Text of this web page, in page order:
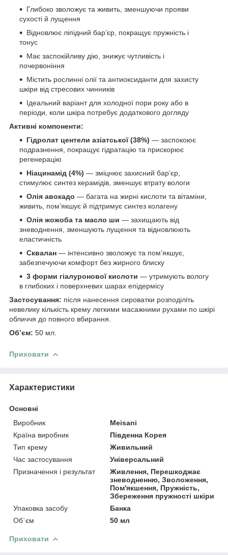
Глибоко зволожує та живить, зменшуючи прояви
сухості й лущення
Відновлює ліпідний бар’єр, покращує пружність і
тонус
Має заспокійливу дію, знижує чутливість і
почервоніння
Містить рослинні олії та антиоксиданти для захисту
шкіри від стресових чинників
Ідеальний варіант для холодної пори року або в
періоди, коли шкіра потребує додаткового догляду
Активні компоненти:
Гідролат центели азіатської (38%) — заспокоює
подразнення, покращує гідратацію та прискорює
регенерацію
Ніацинамід (4%) — зміцнює захисний бар’єр,
стимулює синтез керамідів, зменшує втрату вологи
Олія авокадо — багата на жирні кислоти та вітаміни,
живить, пом’якшує й підтримує синтез колагену
Олія жожоба та масло ши — захищають від
зневоднення, зменшують лущення та відновлюють
еластичність
Сквалан — інтенсивно зволожує та пом’якшує,
забезпечуючи комфорт без жирного блиску
3 форми гіалуронової кислоти — утримують вологу
в глибоких і поверхневих шарах епідермісу
Застосування: після нанесення сироватки розподіліть
невелику кількість крему легкими масажними рухами по шкірі
обличчя до повного вбирання.
Обʼєм: 50 мл.
Приховати
Характеристики
Основні
Виробник
Meisani
Країна виробник
Південна Корея
Тип крему
Живильний
Час застосування
Універсальний
Призначення і результат
Живлення, Перешкоджає
зневодненню, Зволоження,
Пом'якшення, Пружність,
Збереження пружності шкіри
Упаковка засобу
Банка
Об`єм
50 мл
Приховати